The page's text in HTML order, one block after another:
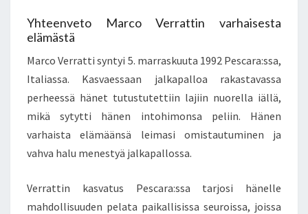
Yhteenveto Marco Verrattin varhaisesta
elämästä
Marco Verratti syntyi 5. marraskuuta 1992 Pescara:ssa,
Italiassa. Kasvaessaan jalkapalloa rakastavassa
perheessä hänet tutustutettiin lajiin nuorella iällä,
mikä sytytti hänen intohimonsa peliin. Hänen
varhaista elämäänsä leimasi omistautuminen ja
vahva halu menestyä jalkapallossa.
Verrattin kasvatus Pescara:ssa tarjosi hänelle
mahdollisuuden pelata paikallisissa seuroissa, joissa